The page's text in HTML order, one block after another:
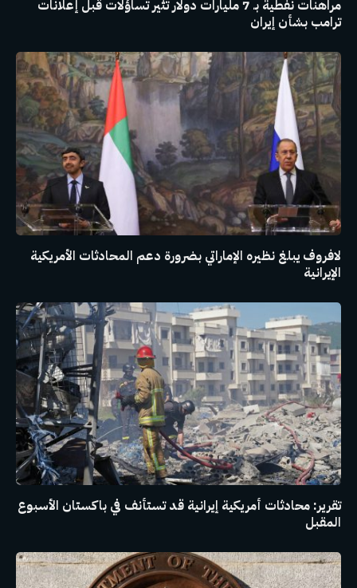
مراهنات نفطية بـ 7 مليارات دولار تثير تساؤلات قبل إعلانات
ترامب بشأن إيران
لافروف يبلغ نظيره الإماراتي بضرورة دعم المحادثات الأمريكية
الإيرانية
تقرير: محادثات أمريكية إيرانية قد تستأنف في باكستان الأسبوع
المقبل